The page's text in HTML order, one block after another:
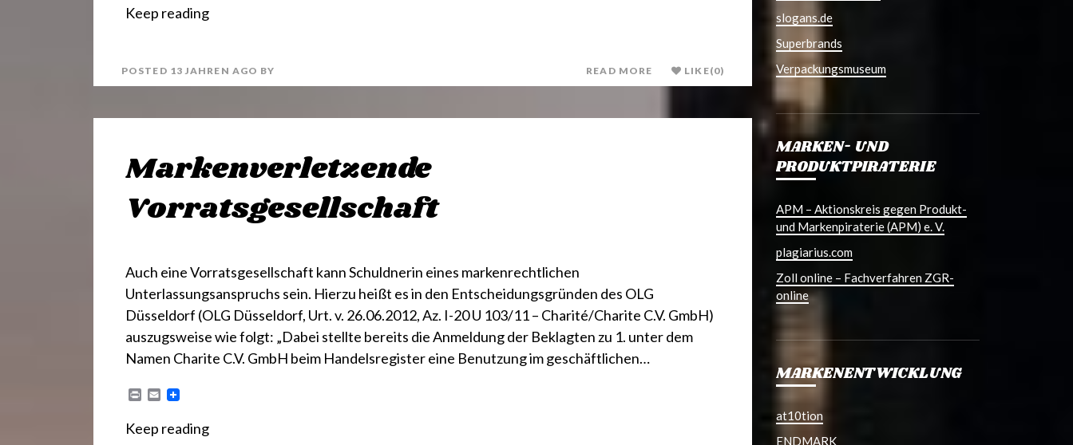
n
i
Keep reading
POSTED 13 JAHREN AGO BY READ MORE LIKE(0)
Markenverletzende
Vorratsgesellschaft
Auch eine Vorratsgesellschaft kann Schuldnerin eines markenrechtlichen
Unterlassungsanspruchs sein. Hierzu heißt es in den Entscheidungsgründen des OLG
Düsseldorf (OLG Düsseldorf, Urt. v. 26.06.2012, Az. I-20 U 103/11 – Charité/Charite C.V. GmbH)
auszugsweise wie folgt: „Dabei stellte bereits die Anmeldung der Beklagten zu 1. unter dem
Namen Charite C.V. GmbH beim Handelsregister eine Benutzung im geschäftlichen…
n
E
i
Keep reading
slogans.de
Superbrands
Verpackungsmuseum
MARKEN- UND
PRODUKTPIRATERIE
APM – Aktionskreis gegen Produkt-
und Markenpiraterie (APM) e. V.
plagiarius.com
Zoll online – Fachverfahren ZGR-
online
MARKENENTWICKLUNG
at10tion
ENDMARK